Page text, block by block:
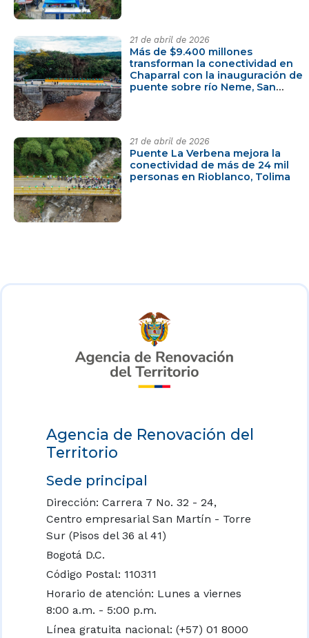
21 de abril de 2026
Más de $9.400 millones
transforman la conectividad en
Chaparral con la inauguración de
puente sobre río Neme, San
21 de abril de 2026
Puente La Verbena mejora la
conectividad de más de 24 mil
personas en Rioblanco, Tolima
Agencia de Renovación del
Territorio
Sede principal
Dirección: Carrera 7 No. 32 - 24,
Centro empresarial San Martín - Torre
Sur (Pisos del 36 al 41)
Bogotá D.C.
Código Postal: 110311
Horario de atención: Lunes a viernes
8:00 a.m. - 5:00 p.m.
Línea gratuita nacional: (+57) 01 8000